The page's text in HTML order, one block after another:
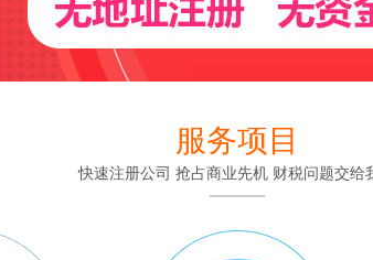
服务项目
快速注册公司 抢占商业先机 财税问题交给